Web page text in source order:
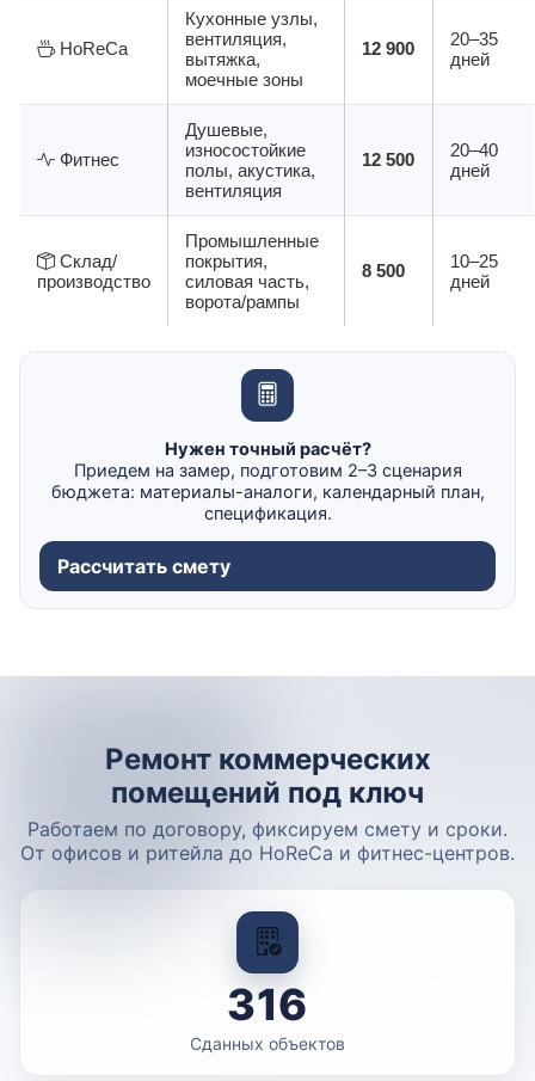
HoReCa
Кухонные узлы,
вентиляция,
вытяжка,
моечные зоны
12 900
20–35
дней
Фитнес
Душевые,
износостойкие
полы, акустика,
вентиляция
12 500
20–40
дней
Склад/
производство
Промышленные
покрытия,
силовая часть,
ворота/рампы
8 500
10–25
дней
Нужен точный расчёт?
Приедем на замер, подготовим 2–3 сценария
бюджета: материалы-аналоги, календарный план,
спецификация.
Рассчитать смету
Ремонт коммерческих
помещений под ключ
Работаем по договору, фиксируем смету и сроки.
От офисов и ритейла до HoReCa и фитнес-центров.
316
Сданных объектов